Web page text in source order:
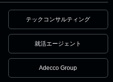
テックコンサルティング
就活エージェント
Adecco Group